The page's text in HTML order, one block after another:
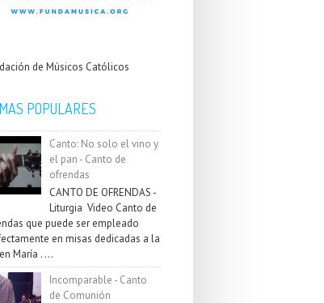
de Músicos Católicos
POPULARES
Canto: No solo el vino y
el pan - Canto de
ofrendas
CANTO DE OFRENDAS -
Liturgia Video Canto de
que puede ser empleado
en misas dedicadas a la
María . ...
Incomparable - Canto
de Comunión